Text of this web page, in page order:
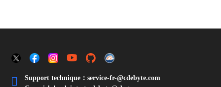

Support technique：service-fr-@cdebyte.com